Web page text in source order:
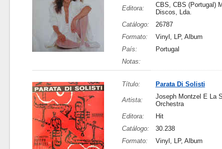
Editora:
CBS, CBS (Portugal)
Discos, Lda.
Catálogo:
26787
Formato:
Vinyl, LP, Album
País:
Portugal
Notas:
Título: Parata Di Solisti
Artista:
Joseph Montzel E La
Orchestra
Editora:
Hit
Catálogo:
30.238
Formato:
Vinyl, LP, Album